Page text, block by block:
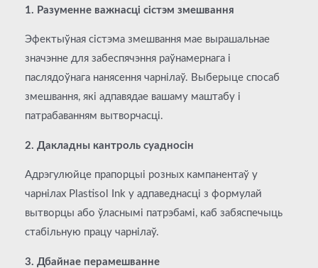
1. Разуменне важнасці сістэм змешвання
Эфектыўная сістэма змешвання мае вырашальнае
значэнне для забеспячэння раўнамернага і
паслядоўнага нанясення чарнілаў. Выберыце спосаб
змешвання, які адпавядае вашаму маштабу і
патрабаванням вытворчасці.
2. Дакладны кантроль суадносін
Адрэгулюйце прапорцыі розных кампанентаў у
чарнілах Plastisol Ink у адпаведнасці з формулай
вытворцы або ўласнымі патрэбамі, каб забяспечыць
стабільную працу чарнілаў.
3. Дбайнае перамешванне